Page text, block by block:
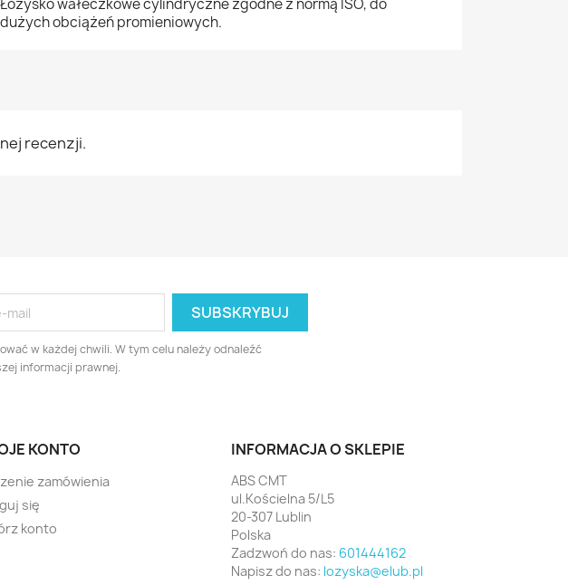
Łożysko wałeczkowe cylindryczne zgodne z normą ISO, do
dużych obciążeń promieniowych.
recenzji.
w każdej chwili. W tym celu należy odnaleźć
informacji prawnej.
KONTO
zamówienia
się
konto
INFORMACJA O SKLEPIE
ABS CMT
ul.Kościelna 5/L5
20-307 Lublin
Polska
Zadzwoń do nas: 601444162
Napisz do nas: lozyska@elub.pl